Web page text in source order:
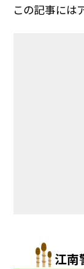
この記事には
江南